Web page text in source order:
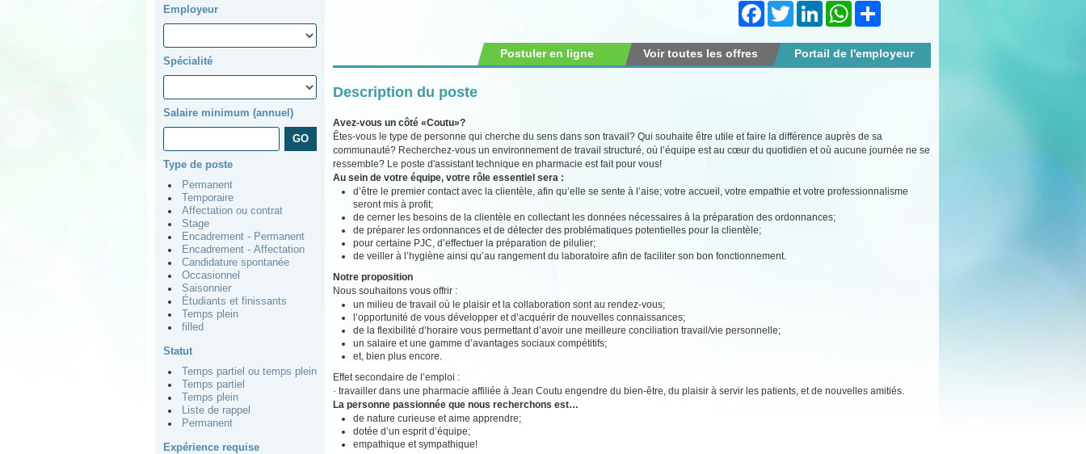
Employeur
Spécialité
Salaire minimum (annuel)
Type de poste
Permanent
Temporaire
Affectation ou contrat
Stage
Encadrement - Permanent
Encadrement - Affectation
Candidature spontanée
Occasionnel
Saisonnier
Étudiants et finissants
Temps plein
filled
Statut
Temps partiel ou temps plein
Temps partiel
Temps plein
Liste de rappel
Permanent
Expérience requise
FacebookTwitter LinkedInWhatsApp
Portail de l'employeur
Voir toutes les offres
Postuler en ligne
Description du poste
Avez-vous un côté «Coutu»?
Êtes-vous le type de personne qui cherche du sens dans son travail? Qui souhaite être utile et faire la différence auprès de sa
communauté? Recherchez-vous un environnement de travail structuré, où l’équipe est au cœur du quotidien et où aucune journée ne se
ressemble? Le poste d'assistant technique en pharmacie est fait pour vous!
Au sein de votre équipe, votre rôle essentiel sera :
d’être le premier contact avec la clientèle, afin qu’elle se sente à l’aise; votre accueil, votre empathie et votre professionnalisme
seront mis à profit;
de cerner les besoins de la clientèle en collectant les données nécessaires à la préparation des ordonnances;
de préparer les ordonnances et de détecter des problématiques potentielles pour la clientèle;
pour certaine PJC, d’effectuer la préparation de pilulier;
de veiller à l’hygiène ainsi qu’au rangement du laboratoire afin de faciliter son bon fonctionnement.
Notre proposition
Nous souhaitons vous offrir :
un milieu de travail où le plaisir et la collaboration sont au rendez-vous;
l’opportunité de vous développer et d’acquérir de nouvelles connaissances;
de la flexibilité d’horaire vous permettant d’avoir une meilleure conciliation travail/vie personnelle;
un salaire et une gamme d’avantages sociaux compétitifs;
et, bien plus encore.
Effet secondaire de l’emploi :
· travailler dans une pharmacie affiliée à Jean Coutu engendre du bien-être, du plaisir à servir les patients, et de nouvelles amitiés.
La personne passionnée que nous recherchons est…
de nature curieuse et aime apprendre;
dotée d’un esprit d’équipe;
empathique et sympathique!